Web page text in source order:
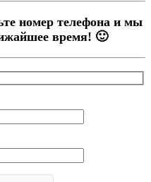
номер телефона и мы
время! 🙂